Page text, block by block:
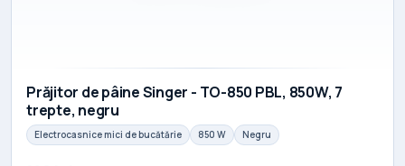
Prăjitor de pâine Singer - TO-850 PBL, 850W, 7
trepte, negru
Electrocasnice mici de bucătărie 850 W Negru